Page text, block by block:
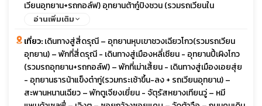
เวียนอุทยาน+รถกอล์ฟ) อุทยานต้ากู๋ปิงชวน (รวมรถเวียนใน
อุทยาน+กระเช้าขึ้นลง) ซอยกว้างซอยแคบ ตึก IFS แพนด้ายักษ์ปีนตึก
พิเศษ!! สุกี้หม่าล่า พร้อมน้ำจิ้มรสเด็ด พักสี่ดรุณี 1 คืน
อ่านเพิ่มเติม
เที่ยว:เดินทางสู่สี่ดรุณี – อุทยานหุบเขาชวงเฉียวโกว(รวมรถเวียน
อุทยาน) – พักที่สี่ดรุณี - เดินทางสู่เมืองหลี่เซียน - อุทยานปี้เผิงโกว
(รวมรถอุทยาน+รถกอล์ฟ) – พักที่เม่าเสี้ยน - เดินทางสู่เมืองเอยสุ่ย
- อุทยานธารน้าแข็งต๋ากู่(รวมกระเช้าขึ้น-ลง + รถเวียนอุทยาน) –
สะพานหนานเฉียว – พักตูเจียงเยี่ยน - จัตุรัสหยางเทียนวู่ – หมี